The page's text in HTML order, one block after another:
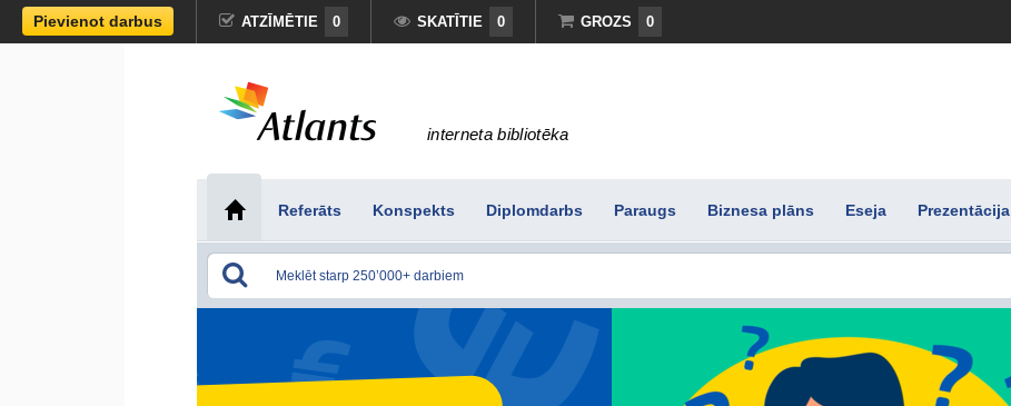
Pievienot darbus ATZĪMĒTIE 0 SKATĪTIE 0 GROZS 0
interneta bibliotēka
Referāts Konspekts Diplomdarbs Paraugs Biznesa plāns Eseja Prezentācija